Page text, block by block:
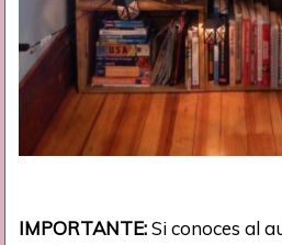
IMPORTANTE:Si conoces al